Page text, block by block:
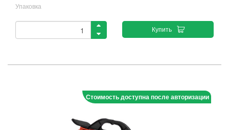
Упаковка
Купить
Стоимость доступна после авторизации